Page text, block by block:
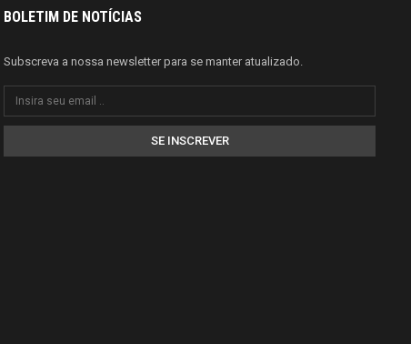
BOLETIM DE NOTÍCIAS
Subscreva a nossa newsletter para se manter atualizado.
SE INSCREVER